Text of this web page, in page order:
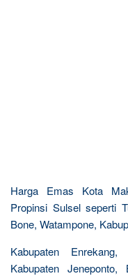
Harga Emas Kota
Propinsi Sulsel seperti
Bone, Watampone,
Kabupaten Enrekang,
Kabupaten Jeneponto,